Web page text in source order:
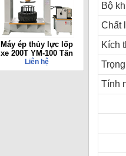
Máy ép thủy lực lốp
xe 200T YM-100 Tấn
Liên hệ
Bộ
Chất
Kích
Tính